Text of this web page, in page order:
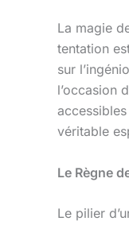
La magie
tentation
sur
l’occasion
véritable
Le Règne
Le pilier